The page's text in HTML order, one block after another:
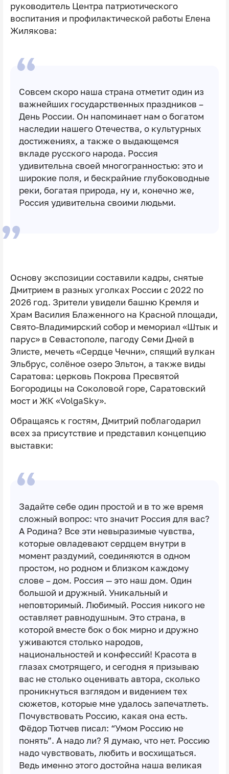
руководитель Центра патриотического
воспитания и профилактической работы Елена
Жилякова:
Совсем скоро наша страна отметит один из
важнейших государственных праздников –
День России. Он напоминает нам о богатом
наследии нашего Отечества, о культурных
достижениях, а также о выдающемся
вкладе русского народа. Россия
удивительна своей многогранностью: это и
широкие поля, и бескрайние глубоководные
реки, богатая природа, ну и, конечно же,
Россия удивительна своими людьми.
Основу экспозиции составили кадры, снятые
Дмитрием в разных уголках России с 2022 по
2026 год. Зрители увидели башню Кремля и
Храм Василия Блаженного на Красной площади,
Свято-Владимирский собор и мемориал «Штык и
парус» в Севастополе, пагоду Семи Дней в
Элисте, мечеть «Сердце Чечни», спящий вулкан
Эльбрус, солёное озеро Эльтон, а также виды
Саратова: церковь Покрова Пресвятой
Богородицы на Соколовой горе, Саратовский
мост и ЖК «VolgaSky».
Обращаясь к гостям, Дмитрий поблагодарил
всех за присутствие и представил концепцию
выставки:
Задайте себе один простой и в то же время
сложный вопрос: что значит Россия для вас?
А Родина? Все эти невыразимые чувства,
которые овладевают сердцем внутри в
момент раздумий, соединяются в одном
простом, но родном и близком каждому
слове – дом. Россия — это наш дом. Один
большой и дружный. Уникальный и
неповторимый. Любимый. Россия никого не
оставляет равнодушным. Это страна, в
которой вместе бок о бок мирно и дружно
уживаются столько народов,
национальностей и конфессий! Красота в
глазах смотрящего, и сегодня я призываю
вас не столько оценивать автора, сколько
проникнуться взглядом и видением тех
сюжетов, которые мне удалось запечатлеть.
Почувствовать Россию, какая она есть.
Фёдор Тютчев писал: “Умом Россию не
понять”. А надо ли? Я думаю, что нет. Россию
надо чувствовать, любить и восхищаться.
Ведь именно этого достойна наша великая